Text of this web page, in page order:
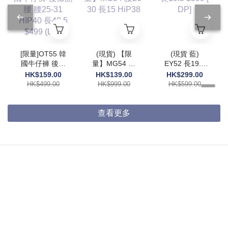
[限量]OT55 韓
國牛仔褲 後橡
筋腰 腰25-31
HIP40 長40.5
HK$159.00
HK$499.00
(現貨) 【限
量】MG54 腰
26-30 長15
HiP38
HK$139.00
HK$999.00
(現貨 藍)
EY52 長19.5
$599 [ DP]
HK$299.00
HK$599.00
查看更多